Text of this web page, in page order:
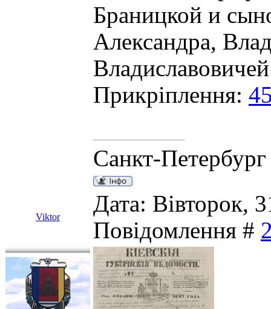
Браницкой и
Александра,
Прикріплення:
Санкт-Петербург
Viktor
Дата: Вівторок,
Повідомлення #